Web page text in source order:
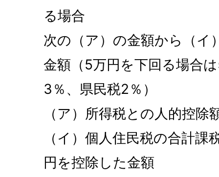
る場合
次の（ア）の金額から（イ
金額（5万円を下回る場合
3％、県民税2％）
（ア）所得税との人的控除
（イ）個人住民税の合計
円を控除した金額